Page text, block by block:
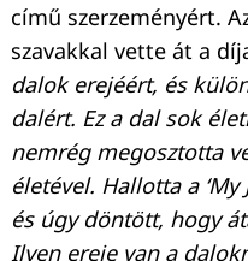
című szerzeményért.
szavakkal vette át a
dalok erejéért, és
dalért. Ez a dal sok
nemrég megosztotta
életével. Hallotta a
és úgy döntött, hogy
Ilyen ereje van a